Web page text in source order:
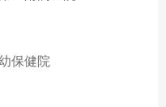
保健院